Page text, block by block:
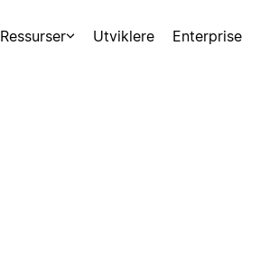
Ressurser Utviklere Enterprise